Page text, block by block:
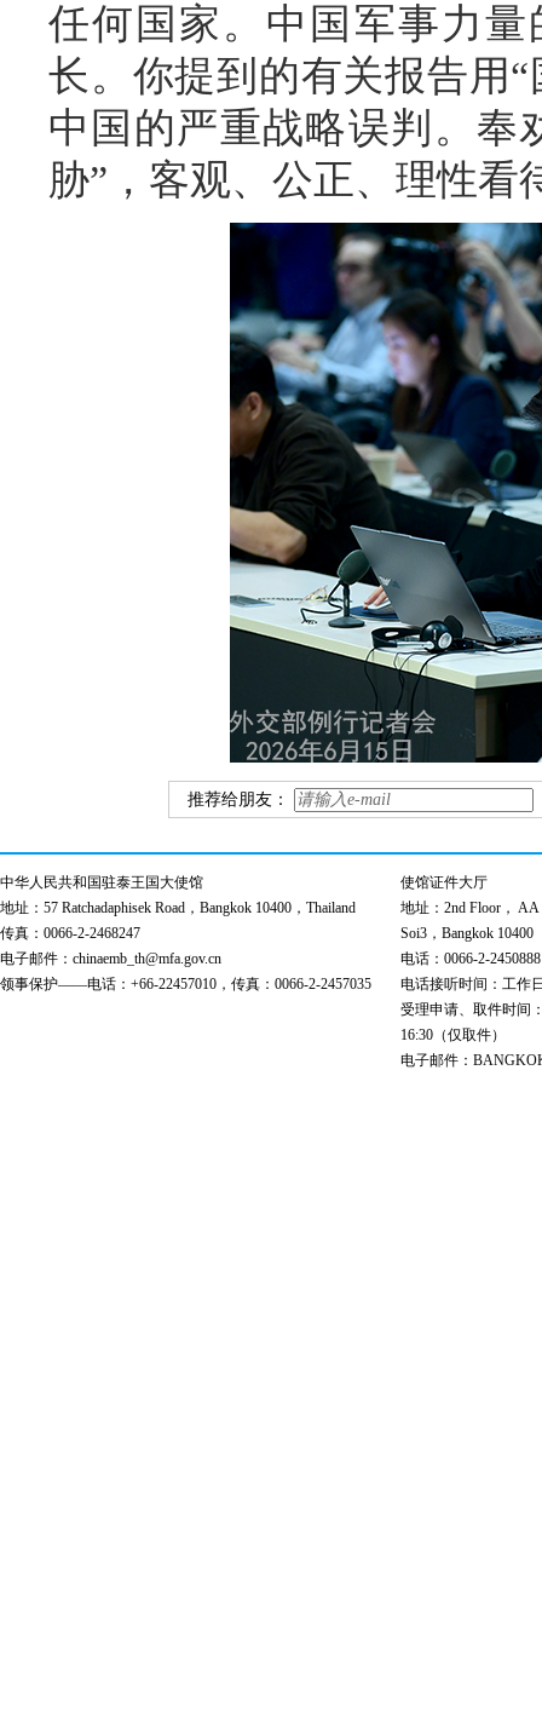
任何国家。中国军事力
长。你提到的有关报告用
中国的严重战略误判。奉
胁”，客观、公正、理性看
推荐给朋友：
中华人民共和国驻泰王国大使馆
地址：57 Ratchadaphisek Road，Bangkok 10400，Thailand
传真：0066-2-2468247
电子邮件：chinaemb_th@mfa.gov.cn
领事保护——电话：+66-22457010，传真：0066-2-2457035
使馆证件大厅
地址：2nd Floor， AA
Soi3，Bangkok 10400
电话：0066-2-
电话接听时间：工作
受理申请、取件时间
16:30（仅取件）
电子邮件：